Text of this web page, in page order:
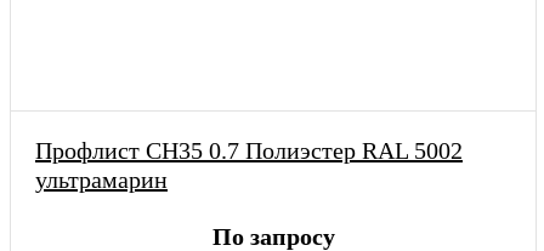
Профлист СН35 0.7 Полиэстер RAL 5002
ультрамарин
По запросу